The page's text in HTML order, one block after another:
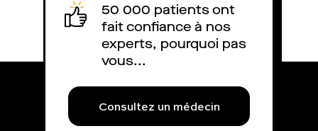
50 000 patients ont
fait confiance à nos
experts, pourquoi pas
vous...
Consultez un médecin